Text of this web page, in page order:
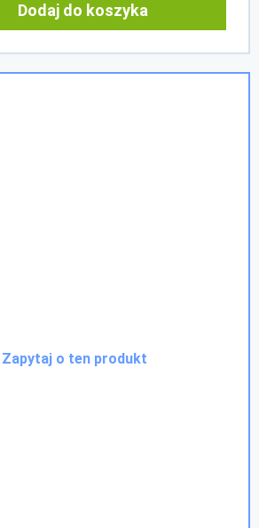
Dodaj do koszyka
Zapytaj o ten produkt